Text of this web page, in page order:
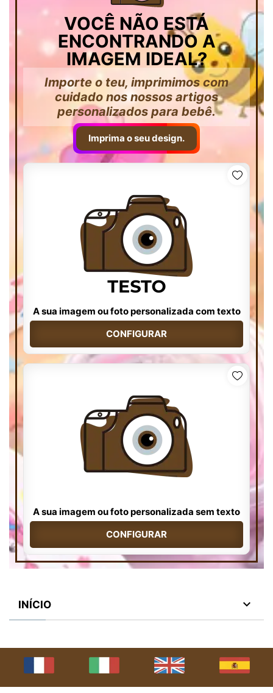
VOCÊ NÃO ESTÁ
ENCONTRANDO A
IMAGEM IDEAL?
Importe o teu, imprimimos com
cuidado nos nossos artigos
personalizados para bebê.
Imprima o seu design.
A sua imagem ou foto personalizada com texto
CONFIGURAR
A sua imagem ou foto personalizada sem texto
CONFIGURAR
INÍCIO 